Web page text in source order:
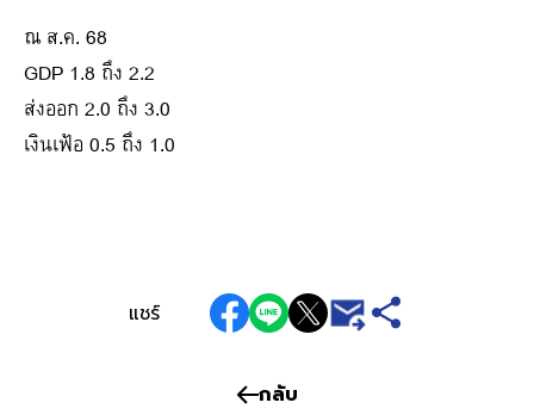
ณ ส.ค. 68
GDP 1.8 ถึง 2.2
ส่งออก 2.0 ถึง 3.0
เงินเฟ้อ 0.5 ถึง 1.0
แชร์
กลับ